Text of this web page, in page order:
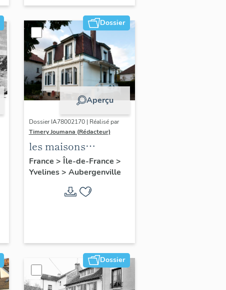
Dossier
Aperçu
Dossier IA78002170 | Réalisé par
Timery Joumana (Rédacteur)
les maisons
d'Elisabethville
France > Île-de-France >
Yvelines> Aubergenville
Dossier